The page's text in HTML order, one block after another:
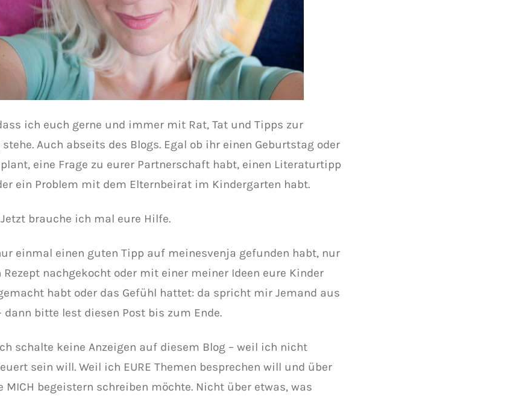
ich euch gerne und immer mit Rat, Tat und Tipps zur
Auch abseits des Blogs. Egal ob ihr einen Geburtstag oder
eine Frage zu eurer Partnerschaft habt, einen Literaturtipp
ein Problem mit dem Elternbeirat im Kindergarten habt.
brauche ich mal eure Hilfe.
einmal einen guten Tipp auf meinesvenja gefunden habt, nur
nachgekocht oder mit einer meiner Ideen eure Kinder
habt oder das Gefühl hattet: da spricht mir Jemand aus
dann bitte lest diesen Post bis zum Ende.
schalte keine Anzeigen auf diesem Blog – weil ich nicht
sein will. Weil ich EURE Themen besprechen will und über
MICH begeistern schreiben möchte. Nicht über etwas, was